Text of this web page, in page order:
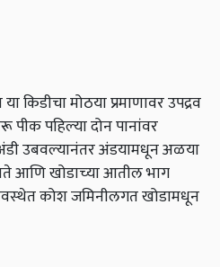
किडीचा मोठया प्रमाणावर उपद्रव
पीक पहिल्‍या दोन पानांवर
उबवल्‍यानंतर अंडयामधून अळया
आणि खोडाच्‍या आतील भाग
कोश जमिनीलगत खोडामधून